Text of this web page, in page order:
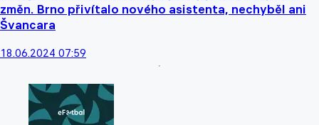
změn. Brno přivítalo nového asistenta, nechyběl ani
Švancara
18.06.2024 07:59